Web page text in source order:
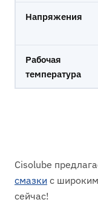
Напряжения
Рабочая
температура
Cisolube
смазки с
сейчас!